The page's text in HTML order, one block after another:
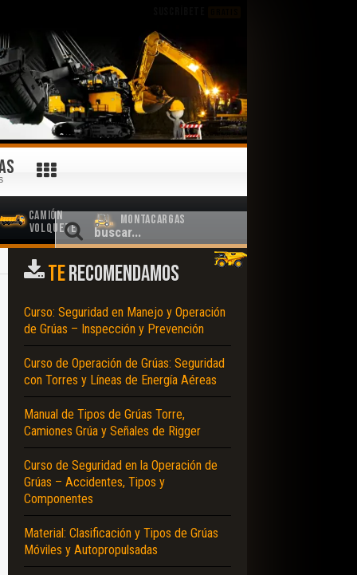
Camión
Volquete
Montacargas
TERECOMENDAMOS
Curso: Seguridad en Manejo y Operación
de Grúas – Inspección y Prevención
Curso de Operación de Grúas: Seguridad
con Torres y Líneas de Energía Aéreas
Manual de Tipos de Grúas Torre,
Camiones Grúa y Señales de Rigger
Curso de Seguridad en la Operación de
Grúas – Accidentes, Tipos y
Componentes
Material: Clasificación y Tipos de Grúas
Móviles y Autopropulsadas